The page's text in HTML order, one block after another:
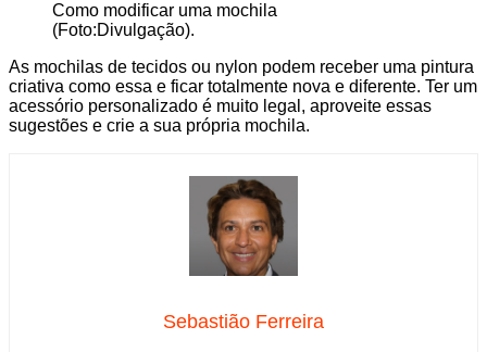
Como modificar uma mochila
(Foto:Divulgação).
As mochilas de tecidos ou nylon podem receber uma pintura
criativa como essa e ficar totalmente nova e diferente. Ter um
acessório personalizado é muito legal, aproveite essas
sugestões e crie a sua própria mochila.
Sebastião Ferreira